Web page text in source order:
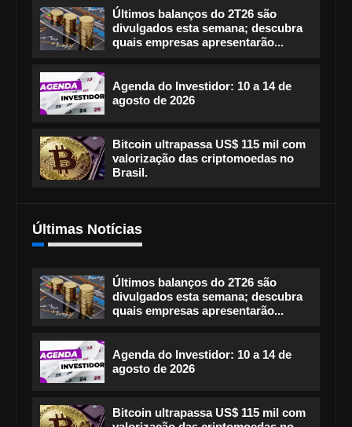
Últimos balanços do 2T26 são
divulgados esta semana; descubra
quais empresas apresentarão...
Agenda do Investidor: 10 a 14 de
agosto de 2026
Bitcoin ultrapassa US$ 115 mil com
valorização das criptomoedas no
Brasil.
Últimas Notícias
Últimos balanços do 2T26 são
divulgados esta semana; descubra
quais empresas apresentarão...
Agenda do Investidor: 10 a 14 de
agosto de 2026
Bitcoin ultrapassa US$ 115 mil com